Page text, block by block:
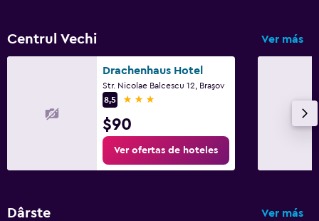
Centrul Vechi Ver más
Drachenhaus Hotel
Str. Nicolae Balcescu 12, Braşov
8,5
3 estrellas
$90
Ver ofertas de hoteles
Dârste Ver más